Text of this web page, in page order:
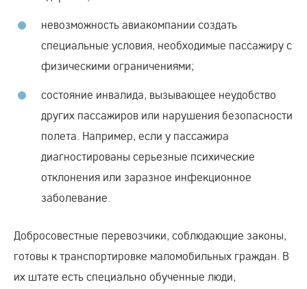
невозможность авиакомпании создать
специальные условия, необходимые пассажиру с
физическими ограничениями;
состояние инвалида, вызывающее неудобство
других пассажиров или нарушения безопасности
полета. Например, если у пассажира
диагностированы серьезные психические
отклонения или заразное инфекционное
заболевание.
Добросовестные перевозчики, соблюдающие законы,
готовы к транспортировке маломобильных граждан. В
их штате есть специально обученные люди,